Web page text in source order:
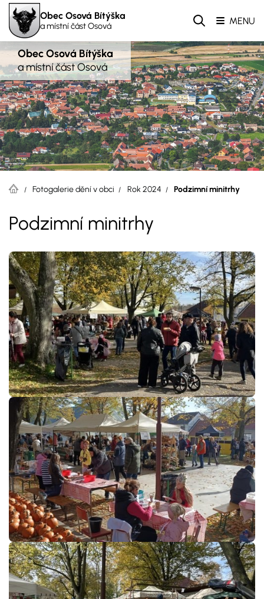
Obec Osová Bítýška
a místní část Osová MENU
Obec Osová Bítýška
a místní část Osová
Fotogalerie dění v obci Rok 2024 Podzimní minitrhy
Podzimní minitrhy